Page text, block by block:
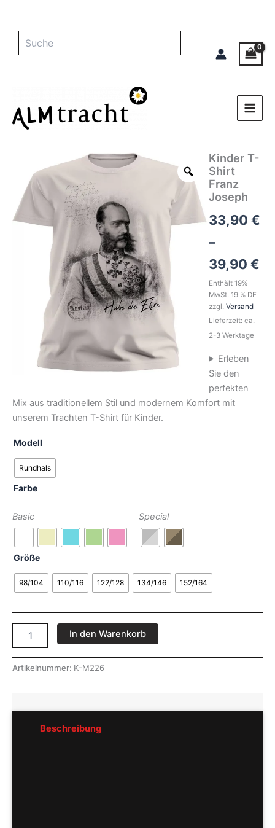
Kinder T-
Shirt
Franz
Joseph
33,90 €
–
39,90 €
Enthält 19%
MwSt. 19 % DE
zzgl. Versand
Lieferzeit: ca.
2-3 Werktage
Erleben
Sie den
perfekten
Mix aus traditionellem Stil und modernem Komfort mit
unserem Trachten T-Shirt für Kinder.
Modell
Rundhals
Farbe
Basic Special
Größe
98/104 110/116 122/128 134/146 152/164
Shirt
Franz
Joseph
Menge
In den Warenkorb
Artikelnummer: K-M226
Beschreibung